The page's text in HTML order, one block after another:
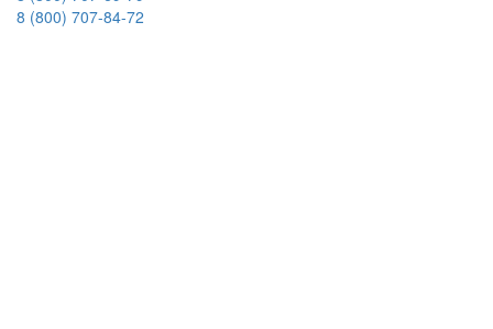
8 (800) 707-84-72